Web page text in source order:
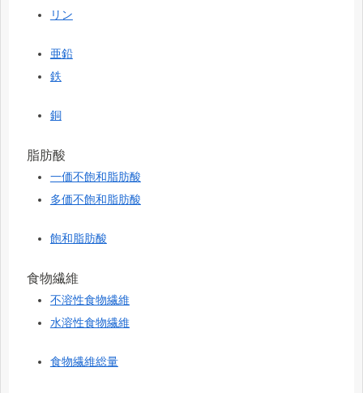
リン
亜鉛
鉄
銅
脂肪酸
一価不飽和脂肪酸
多価不飽和脂肪酸
飽和脂肪酸
食物繊維
不溶性食物繊維
水溶性食物繊維
食物繊維総量